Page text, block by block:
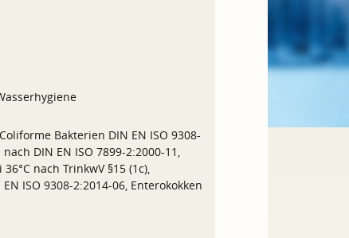
Bakterien DIN EN ISO 9308-
DIN EN ISO 7899-2:2000-11,
nach TrinkwV §15 (1c),
ISO 9308-2:2014-06, Enterokokken